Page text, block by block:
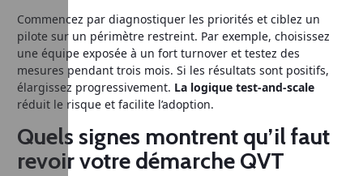
Commencez par diagnostiquer les priorités et ciblez un
pilote sur un périmètre restreint. Par exemple, choisissez
une équipe exposée à un fort turnover et testez des
mesures pendant trois mois. Si les résultats sont positifs,
élargissez progressivement. La logique test-and-scale
réduit le risque et facilite l’adoption.
Quels signes montrent qu’il faut
revoir votre démarche QVT